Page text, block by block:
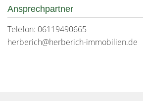
Ansprechpartner
Telefon: 06119490665
herberich@herberich-immobilien.de